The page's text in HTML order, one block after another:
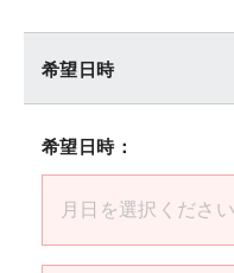
希望日時
希望日時：